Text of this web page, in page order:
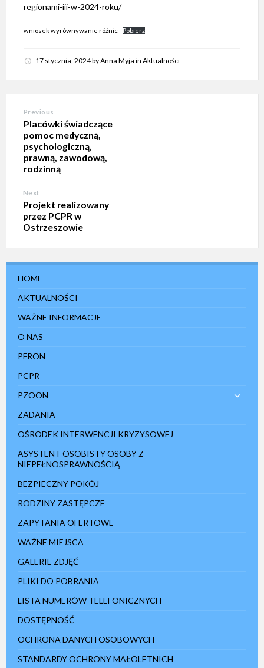
regionami-iii-w-2024-roku/
wniosek wyrównywanie różnic Pobierz
17 stycznia, 2024byAnna Myja in Aktualności
Previous
Placówki świadczące
pomoc medyczną,
psychologiczną,
prawną, zawodową,
rodzinną
Next
Projekt realizowany
przez PCPR w
Ostrzeszowie
HOME
AKTUALNOŚCI
WAŻNE INFORMACJE
O NAS
PFRON
PCPR
PZOON
ZADANIA
OŚRODEK INTERWENCJI KRYZYSOWEJ
ASYSTENT OSOBISTY OSOBY Z
NIEPEŁNOSPRAWNOŚCIĄ
BEZPIECZNY POKÓJ
RODZINY ZASTĘPCZE
ZAPYTANIA OFERTOWE
WAŻNE MIEJSCA
GALERIE ZDJĘĆ
PLIKI DO POBRANIA
LISTA NUMERÓW TELEFONICZNYCH
DOSTĘPNOŚĆ
OCHRONA DANYCH OSOBOWYCH
STANDARDY OCHRONY MAŁOLETNICH